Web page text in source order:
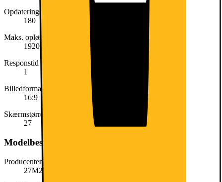
Opdateringshastighed (Hz)
180
Maks. opløsning
1920x1080
Responstid (ms)
1
Billedformat
16:9
Skærmstørrelse (tommer)
27
Modelbeskrivelse
Producentens varenummer
27M2N3200A/00